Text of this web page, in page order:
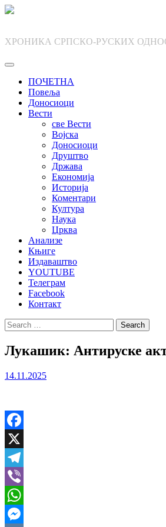
Skip
ХРОНИКА СРПСКО-РУСКИХ
ПОЧЕТНА
Повеља
Доносиоци
Вести
све Вести
Војска
Доносиоци
Друштво
Држава
Економија
Историја
Коментари
Култура
Наука
Црква
Анализе
Књиге
Издаваштво
YOUTUBE
Телеграм
Facebook
Контакт
Search
for:
Лукашик: Антируске
14.11.2025
Facebook
X
Telegram
Viber
WhatsApp